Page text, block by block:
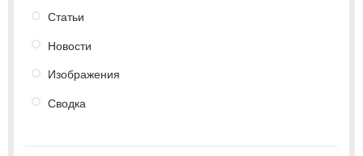
Статьи
Новости
Изображения
Сводка